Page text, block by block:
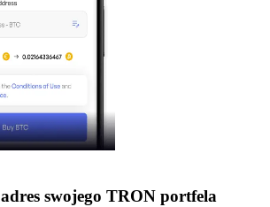
adres swojego TRON portfela